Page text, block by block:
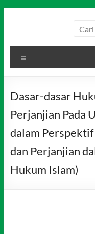
Media
Indonesia
Indonesia
Dasar-dasar
Perjanjian Pada
dalam
dan Perjanjian
Hukum Islam)